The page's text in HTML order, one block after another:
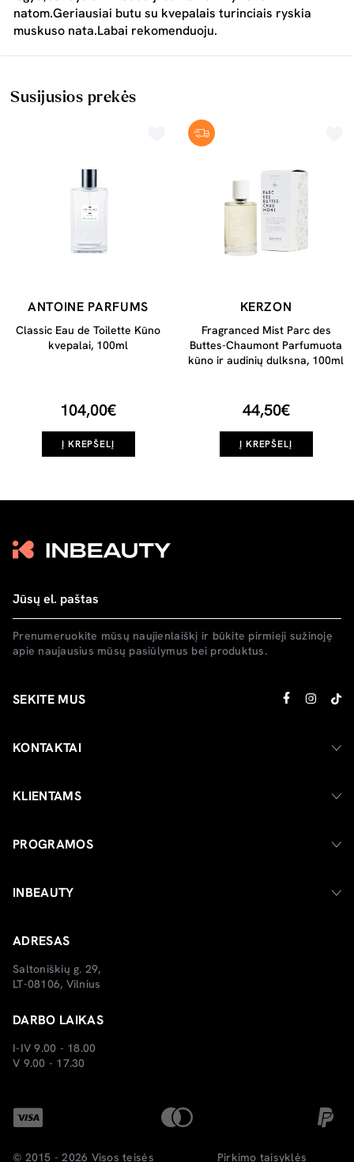
natom.Geriausiai butu su kvepalais turinciais ryskia
muskuso nata.Labai rekomenduoju.
Susijusios prekės
ANTOINE PARFUMS
Classic Eau de Toilette Kūno
kvepalai, 100ml
104,00€
Į KREPŠELĮ
KERZON
Fragranced Mist Parc des
Buttes-Chaumont Parfumuota
kūno ir audinių dulksna, 100ml
44,50€
Į KREPŠELĮ
Prenumeruokite mūsų naujienlaiškį ir būkite pirmieji sužinoję
apie naujausius mūsų pasiūlymus bei produktus.
SEKITE MUS
KONTAKTAI
KLIENTAMS
PROGRAMOS
INBEAUTY
ADRESAS
Saltoniškių g. 29,
LT-08106, Vilnius
DARBO LAIKAS
I-IV 9.00 - 18.00
V 9.00 - 17.30
© 2015 - 2026 Visos teisės Pirkimo taisyklės